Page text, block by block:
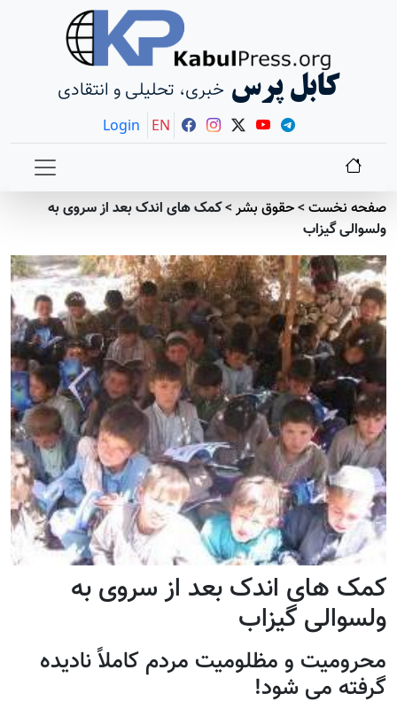
کابل پرس خبری، تحلیلی و انتقادی
Login EN
صفحه نخست>حقوق بشر>کمک های اندک بعد از سروی به
ولسوالی گیزاب
کمک های اندک بعد از سروی به
ولسوالی گیزاب
محرومیت و مظلومیت مردم کاملاً نادیده
گرفته می شود!